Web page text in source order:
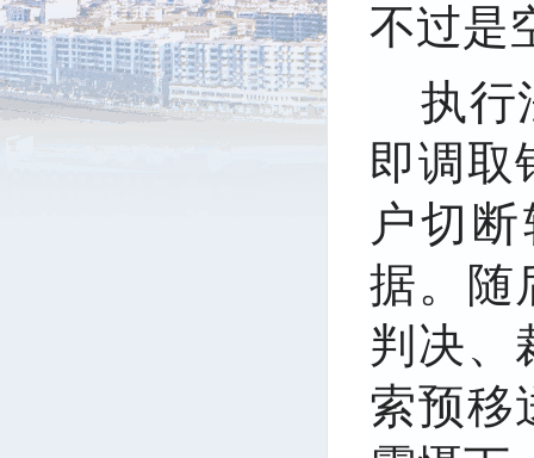
不过是
执行
即调取
户切
据。随
判决、
索预移